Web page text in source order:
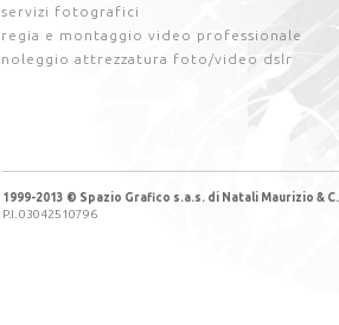
servizi fotografici
regia e montaggio video professionale
noleggio attrezzatura foto/video dslr
1999-2013 © Spazio Grafico s.a.s. di Natali Maurizio & C.
P.I. 03042510796